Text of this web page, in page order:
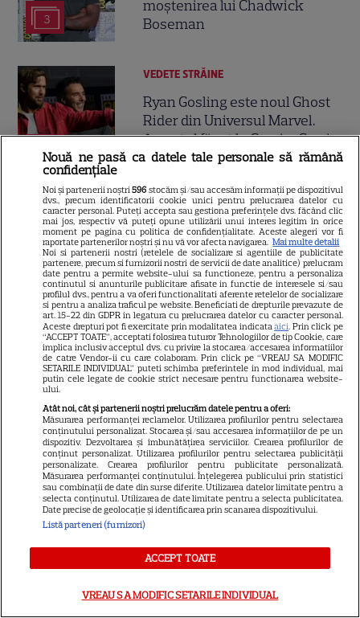
3
moștenirea lui Chadwick
Boseman
7
VEDETE STRĂINE
Ryan Gosling este noul Ghost
Rider din Universul Marvel.
Anunțul făcut la Comic-Con i-
a entuziasmat pe fani
DISNEY PLUS
„Diavolul se îmbracă de la
Prada 2” s-a lansat pe Disney+.
Meryl Streep și Anne
Hathaway revin la revista
Runway
9
VEDETE STRĂINE
Meryl Streep, gest
Hathaway și Emily Blunt la
„Diavolul se îmbracă de la
Prada 2”. Ce salarii ar fi primit
actrițele
ŞTIRI
Nouă ne pasă ca datele tale personale să rămână
confidențiale
Noi și partenerii noștri596 stocăm și/sau accesăm informații pe dispozitivul
dvs., precum identificatorii cookie unici pentru prelucrarea datelor cu
caracter personal. Puteți accepta sau gestiona preferințele dvs. făcând clic
mai jos, respectiv vă puteți opune utilizării unui interes legitim în orice
moment pe pagina cu politica de confidențialitate. Aceste alegeri vor fi
raportate partenerilor noștri și nu vă vor afecta navigarea. Mai multe detalii
Noi si partenerii nostri (retelele de socializare si agentiile de publicitate
partenere, precum si furnizorii nostri de servicii de date analitice) prelucram
date pentru a permite website-ului sa functioneze, pentru a personaliza
continutul si anunturile publicitare afisate in functie de interesele si/sau
profilul dvs., pentru a va oferi functionalitati aferente retelelor de socializare
si pentru a analiza traficul pe website. Beneficiati de drepturile prevazute de
art. 15-22 din GDPR in legatura cu prelucrarea datelor cu caracter personal.
Aceste drepturi pot fi exercitate prin modalitatea indicataaici. Prin click pe
“ACCEPT TOATE”, acceptati folosirea tuturor Tehnologiilor de tip Cookie, care
implica inclusiv acceptul dvs. cu privire la stocarea/accesarea informatiilor
de catre Vendor-ii cu care colaboram. Prin click pe “VREAU SA MODIFIC
SETARILE INDIVIDUAL” puteti schimba preferintele in mod individual, mai
putin cele legate de cookie strict necesare pentru functionarea website-
ului.
Atât noi, cât și partenerii noștri prelucrăm datele pentru a oferi:
Măsurarea performanței reclamelor. Utilizarea profilurilor pentru selectarea
conținutului personalizat. Stocarea și/sau accesarea informațiilor de pe un
dispozitiv. Dezvoltarea și îmbunătățirea serviciilor. Crearea profilurilor de
conținut personalizat. Utilizarea profilurilor pentru selectarea publicității
personalizate. Crearea profilurilor pentru publicitate personalizată.
Măsurarea performanței conținutului. Înțelegerea publicului prin statistici
sau combinații de date din surse diferite. Utilizarea datelor limitate pentru a
selecta conținutul. Utilizarea de date limitate pentru a selecta publicitatea.
Date precise de geolocație și identificarea prin scanarea dispozitivului.
Listă parteneri (furnizori)
ACCEPT TOATE
VREAU SA MODIFIC SETARILE INDIVIDUAL